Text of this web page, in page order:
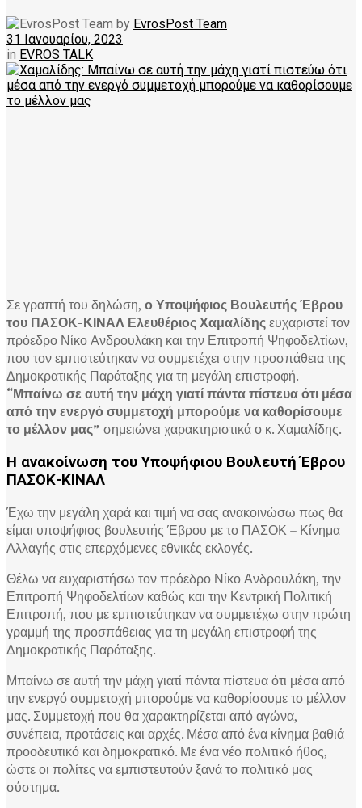
by EvrosPost Team
31 Ιανουαρίου, 2023
in EVROS TALK
Σε γραπτή του δηλώση, ο Υποψήφιος Βουλευτής Έβρου
του ΠΑΣΟΚ-ΚΙΝΑΛ Ελευθέριος Χαμαλίδηςευχαριστεί τον
πρόεδρο Νίκο Ανδρουλάκη και την Επιτροπή Ψηφοδελτίων,
που τον εμπιστεύτηκαν να συμμετέχει στην προσπάθεια της
Δημοκρατικής Παράταξης για τη μεγάλη επιστροφή.
“Μπαίνω σε αυτή την μάχη γιατί πάντα πίστευα ότι μέσα
από την ενεργό συμμετοχή μπορούμε να καθορίσουμε
το μέλλον μας” σημειώνει χαρακτηριστικά ο κ. Χαμαλίδης.
Η ανακοίνωση του Υποψήφιου Βουλευτή Έβρου
ΠΑΣΟΚ-ΚΙΝΑΛ
Έχω την μεγάλη χαρά και τιμή να σας ανακοινώσω πως θα
είμαι υποψήφιος βουλευτής Έβρου με το ΠΑΣΟΚ – Κίνημα
Αλλαγής στις επερχόμενες εθνικές εκλογές.
Θέλω να ευχαριστήσω τον πρόεδρο Νίκο Ανδρουλάκη, την
Επιτροπή Ψηφοδελτίων καθώς και την Κεντρική Πολιτική
Επιτροπή, που με εμπιστεύτηκαν να συμμετέχω στην πρώτη
γραμμή της προσπάθειας για τη μεγάλη επιστροφή της
Δημοκρατικής Παράταξης.
Μπαίνω σε αυτή την μάχη γιατί πάντα πίστευα ότι μέσα από
την ενεργό συμμετοχή μπορούμε να καθορίσουμε το μέλλον
μας. Συμμετοχή που θα χαρακτηρίζεται από αγώνα,
συνέπεια, προτάσεις και αρχές. Μέσα από ένα κίνημα βαθιά
προοδευτικό και δημοκρατικό. Με ένα νέο πολιτικό ήθος,
ώστε οι πολίτες να εμπιστευτούν ξανά το πολιτικό μας
σύστημα.